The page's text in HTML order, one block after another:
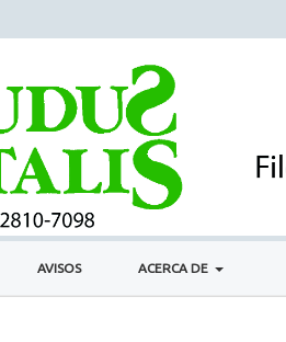
AVISOS ACERCA DE